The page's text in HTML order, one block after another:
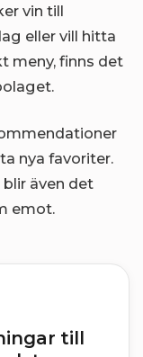
vin till
eller vill hitta
meny, finns det
nya favoriter.
även det
emot.
till